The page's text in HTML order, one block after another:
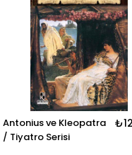
Antonius ve Kleopatra
/ Tiyatro Serisi